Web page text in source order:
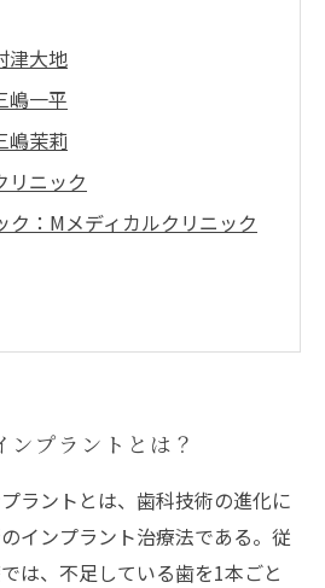
大地
一平
茉莉
リニック
ク：Mメディカルクリニック
ンプラントとは？
ラントとは、歯科技術の進化に
インプラント治療法である。従
は、不足している歯を1本ごと